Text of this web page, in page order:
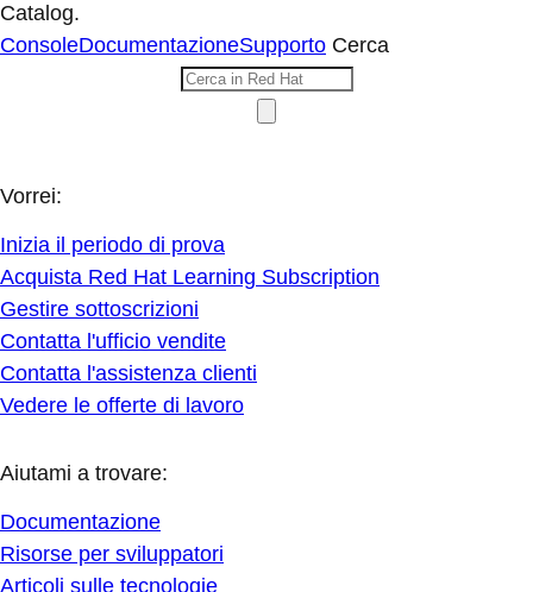
Catalog.
ConsoleDocumentazioneSupporto Cerca
Vorrei:
Inizia il periodo di prova
Acquista Red Hat Learning Subscription
Gestire sottoscrizioni
Contatta l'ufficio vendite
Contatta l'assistenza clienti
Vedere le offerte di lavoro
Aiutami a trovare:
Documentazione
Risorse per sviluppatori
Articoli sulle tecnologie